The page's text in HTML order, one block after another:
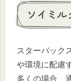
ソイミ
スターバック
や環境に配慮
多くの場合、